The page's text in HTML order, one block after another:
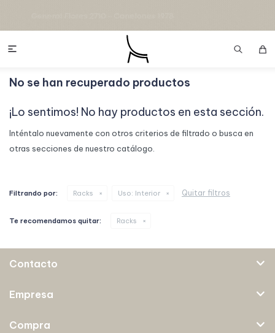

No se han recuperado productos
¡Lo sentimos! No hay productos en esta sección.
Inténtalo nuevamente con otros criterios de filtrado o busca en
otras secciones de nuestro catálogo.
Filtrando por: Racks Uso: Interior Quitar filtros
Te recomendamos quitar: Racks
Contacto
Empresa
Compra